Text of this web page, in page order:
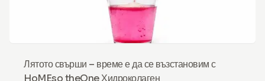
Лятото свърши – време е да се възстановим с
HoMEso theOne Хидроколаген